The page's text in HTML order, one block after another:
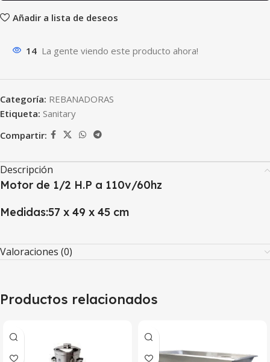
Añadir a lista de deseos
14 La gente viendo este producto ahora!
Categoría: REBANADORAS
Etiqueta: Sanitary
Compartir:
Descripción
Motor de 1/2 H.P a 110v/60hz
Medidas:57 x 49 x 45 cm
Valoraciones (0)
Productos relacionados